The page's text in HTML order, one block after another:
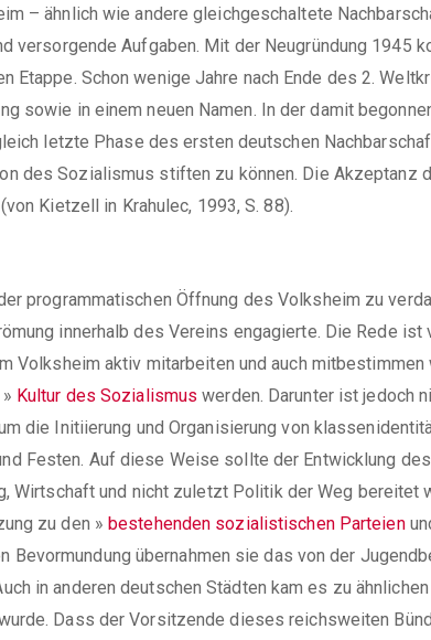
– ähnlich wie andere gleichgeschaltete
versorgende Aufgaben. Mit der Neugründung
Etappe. Schon wenige Jahre nach Ende des 2.
sowie in einem neuen Namen. In der damit
letzte Phase des ersten deutschen
des Sozialismus stiften zu können. Die Akzeptanz
Kietzell in Krahulec, 1993, S. 88).
programmatischen Öffnung des Volksheim zu
innerhalb des Vereins engagierte. Die Rede
Volksheim aktiv mitarbeiten und auch
» Kultur des Sozialismus werden. Darunter ist jedoch
die Initiierung und Organisierung von
Festen. Auf diese Weise sollte der Entwicklung
Wirtschaft und nicht zuletzt Politik der Weg
zu den » bestehenden sozialistischen Parteien
Bevormundung übernahmen sie das von der
in anderen deutschen Städten kam es zu
Dass der Vorsitzende dieses reichsweiten